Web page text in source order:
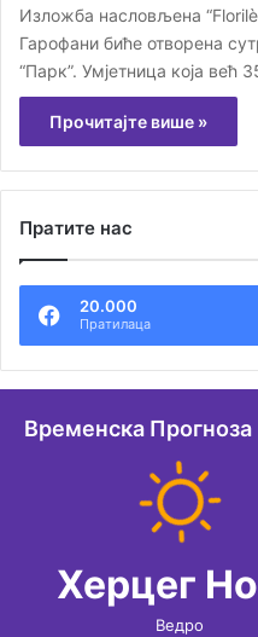
Изложба насловљена
Гарофани биће отворена
“Парк”. Умјетница која већ
Прочитајте више »
Пратите нас
20.000
Пратилаца
Временска Прогноза
Херцег
Ведро